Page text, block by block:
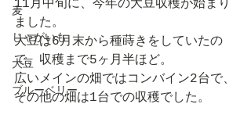
麦
じゃがいも
大豆
ブルーベリー
11月中旬に、今年の大豆収穫が始まり
ました。
大豆は6月末から種蒔きをしていたの
で、収穫まで5ヶ月半ほど。
広いメインの畑ではコンバイン2台で、
その他の畑は1台での収穫でした。